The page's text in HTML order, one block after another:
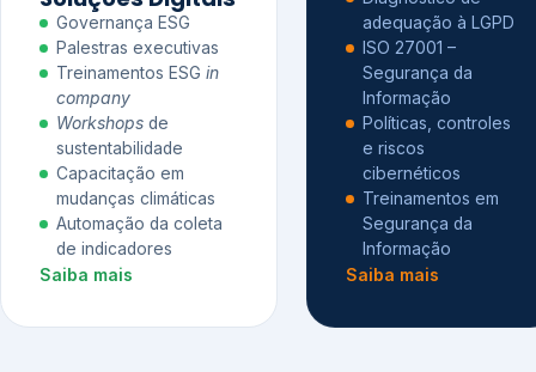
Governança ESG
Palestras executivas
Treinamentos ESG in
company
Workshops de
sustentabilidade
Capacitação em
mudanças climáticas
Automação da coleta
de indicadores
Saiba mais
adequação à LGPD
ISO 27001 –
Segurança da
Informação
Políticas, controles
e riscos
cibernéticos
Treinamentos em
Segurança da
Informação
Saiba mais